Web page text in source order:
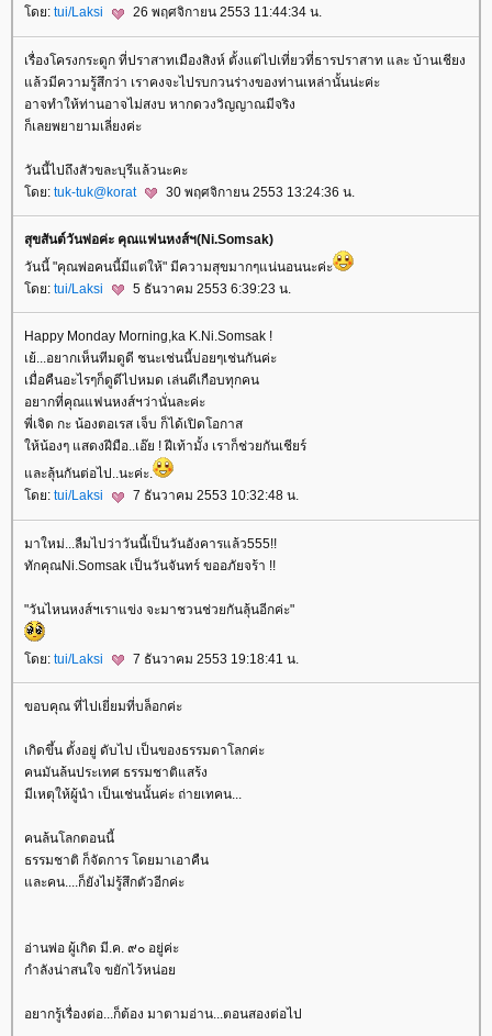
ดย: tui/Laksi 26 พฤศจิกายน 2553 11:44:34 น.
เรื่องโครงกระดูก ที่ปราสาทเมืองสิงห์ ตั้งแต่ไปเที่ยวที่ธารปราสาท และ บ้านเชียง
ล้วมีความรู้สึกว่า เราคงจะไปรบกวนร่างของท่านเหล่านั้นน่ะค่ะ
อาจทำให้ท่านอาจไม่สงบ หากดวงวิญญาณมีจริง
ก็เลยพยายามเลี่ยงค่ะ
วันนี้ไปถึงสัวขละบุรีแล้วนะคะ
ดย: tuk-tuk@korat 30 พฤศจิกายน 2553 13:24:36 น.
สุขสันต์วันพ่อค่ะ คุณแฟนหงส์ฯ(Ni.Somsak)
วันนี้ "คุณพ่อคนนี้มีแต่ให้" มีความสุขมากๆแน่นอนนะค่ะ
ดย: tui/Laksi 5 ธันวาคม 2553 6:39:23 น.
Happy Monday Morning,ka K.Ni.Somsak !
เย้...อยากเห็นทีมดูดี ชนะเช่นนี้บ่อยๆเช่นกันค่ะ
เมื่อคืนอะไรๆก็ดูดีไปหมด เล่นดีเกือบทุกคน
อยากที่คุณแฟนหงส์ฯว่านั่นละค่ะ
พี่เจิด กะ น้องตอเรส เจ็บ ก็ได้เปิดโอกาส
ห้น้องๆ แสดงฝีมือ..เอ๊ย ! ฝีเท้ามั้ง เราก็ช่วยกันเชียร์
ละลุ้นกันต่อไป..นะค่ะ.
ดย: tui/Laksi 7 ธันวาคม 2553 10:32:48 น.
มาใหม่...ลืมไปว่าวันนี้เป็นวันอังคารแล้ว555!!
ทักคุณNi.Somsak เป็นวันจันทร์ ขออภัยจร้า !!
"วันไหนหงส์ฯเราแข่ง จะมาชวนช่วยกันลุ้นอีกค่ะ"
ดย: tui/Laksi 7 ธันวาคม 2553 19:18:41 น.
ขอบคุณ ที่ไปเยี่ยมที่บล็อกค่ะ
เกิดขึ้น ตั้งอยู่ ดับไป เป็นของธรรมดาโลกค่ะ
คนมันล้นประเทศ ธรรมชาติแสร้ง
มีเหตุให้ผู้นำ เป็นเช่นนั้นค่ะ ถ่ายเทคน...
คนล้นโลกตอนนี้
ธรรมชาติ ก็จัดการ โดยมาเอาคืน
ละคน....ก็ยังไม่รู้สึกตัวอีกค่ะ
อ่านพ่อ ผู้เกิด มี.ค. ๙๐ อยู่ค่ะ
กำลังน่าสนใจ ขยักไว้หน่อ
อยากรู้เรื่องต่อ...ก็ต้อง มาตามอ่าน...ตอนสองต่อไป